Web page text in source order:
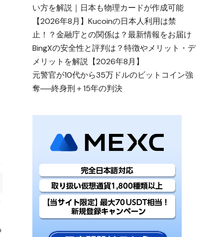
い方を解説｜日本も物理カードが作成可能
【2026年8月】Kucoinの日本人利用は禁
止！？金融庁との関係は？最新情報をお届け
BingXの安全性と評判は？特徴やメリット・デ
メリットを解説【2026年8月】
元警官が10代から35万ドルのビットコイン強
奪──終身刑＋15年の判決